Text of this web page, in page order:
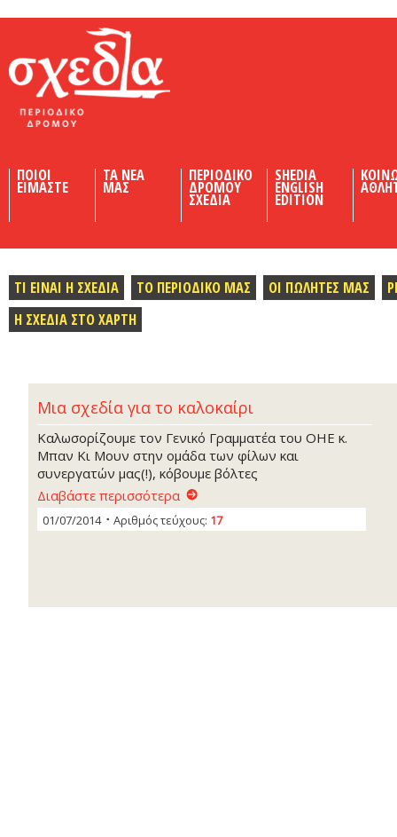
ΠΟΙΟΙ
ΕΙΜΑΣΤΕ
ΤΑ ΝΕΑ
ΜΑΣ
ΠΕΡΙΟΔΙΚΟ
ΔΡΟΜΟΥ
ΣΧΕΔΙΑ
SHEDIA
ENGLISH
EDITION
ΤΙ ΕΙΝΑΙ Η ΣΧΕΔΙΑ ΤΟ ΠΕΡΙΟΔΙΚΟ ΜΑΣ ΟΙ ΠΩΛΗΤΕΣ ΜΑΣ
Η ΣΧΕΔΙΑ ΣΤΟ ΧΑΡΤΗ
Μια σχεδία για το καλοκαίρι
Καλωσορίζουμε τον Γενικό Γραμματέα του ΟΗΕ κ.
Μπαν Κι Μουν στην ομάδα των φίλων και
συνεργατών μας(!), κόβουμε βόλτες
Διαβάστε περισσότερα
01/07/2014 Αριθμός τεύχους: 17